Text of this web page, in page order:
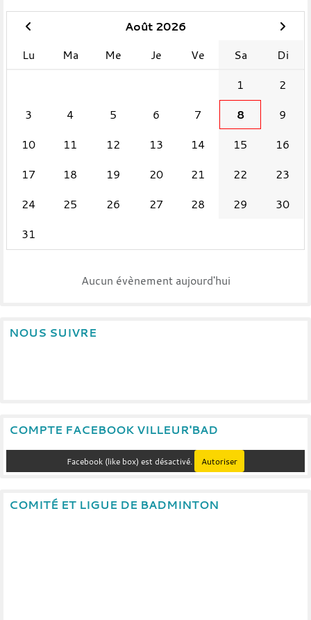
Août 2026
Lu
Ma Me Je Ve Sa
Di
1
2
3
4 5 6 7 8
9
10
11 12 13 14 15
16
17
18 19 20 21 22
23
24
25 26 27 28 29
30
31
Aucun évènement aujourd'hui
NOUS SUIVRE
COMPTE FACEBOOK VILLEUR'BAD
Facebook (like box) est désactivé. Autoriser
COMITÉ ET LIGUE DE BADMINTON